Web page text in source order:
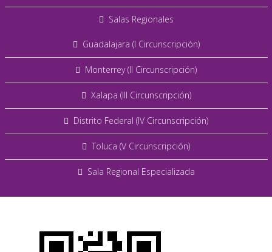
Salas Regionales
Guadalajara (I Circunscripción)
Monterrey (II Circunscripción)
Xalapa (III Circunscripción)
Distrito Federal (IV Circunscripción)
Toluca (V Circunscripción)
Sala Regional Especializada